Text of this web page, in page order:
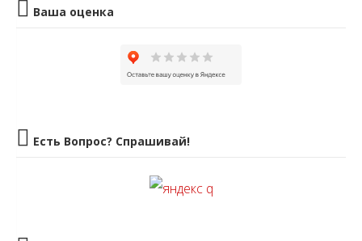
Ваша оценка
Есть Вопрос? Спрашивай!